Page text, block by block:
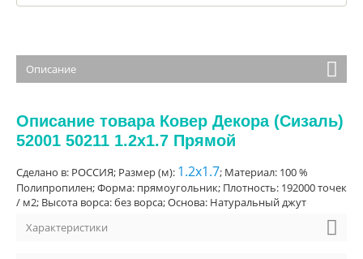
Описание
Описание товара Ковер Декора (Сизаль)
52001 50211 1.2x1.7 Прямой
Сделано в: РОССИЯ; Размер (м): 1.2x1.7; Материал: 100 %
Полипропилен; Форма: прямоугольник; Плотность: 192000 точек
/ м2; Высота ворса: без ворса; Основа: Натуральный джут
Характеристики